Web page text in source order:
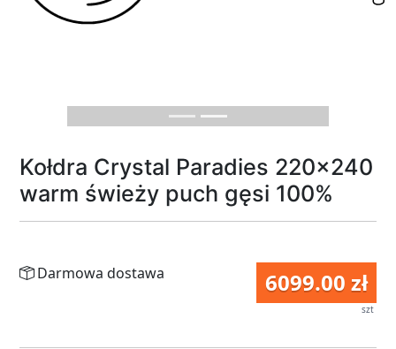
Kołdra Crystal Paradies 220x240
warm świeży puch gęsi 100%
6099.00 zł
szt
Darmowa dostawa